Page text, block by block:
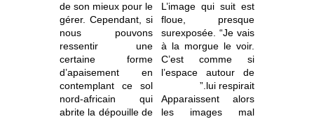
L’image qui suit est
floue, presque
surexposée. “Je vais
à la morgue le voir.
C’est comme si
l’espace autour de
lui respirait.”
Apparaissent alors
les images mal
de son mieux pour le
gérer. Cependant, si
nous pouvons
ressentir une
certaine forme
d’apaisement en
contemplant ce sol
nord-africain qui
abrite la dépouille de